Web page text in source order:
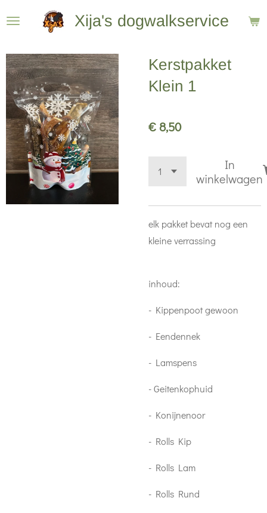
de
hoofdinhoud
Xija's dogwalkservice
Kerstpakket
Klein 1
€ 8,50
In
winkelwagen
elk pakket bevat nog een
kleine verrassing
inhoud:
- Kippenpoot gewoon
- Eendennek
- Lamspens
- Geitenkophuid
- Konijnenoor
- Rolls Kip
- Rolls Lam
- Rolls Rund